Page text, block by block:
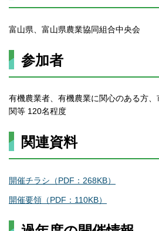
富山県、富山県農業協同組合中央会
参加者
有機農業者、有機農業に関心のある方
関等 120名程度
関連資料
開催チラシ（PDF：268KB）
開催要領（PDF：110KB）